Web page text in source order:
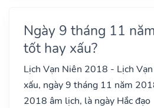
Ngày 9 tháng 11
tốt hay xấu?
Lịch Vạn Niên 2018 - Lịch
xấu, ngày 9 tháng 11 năm
2018 âm lịch, là ngày Hắc đạo